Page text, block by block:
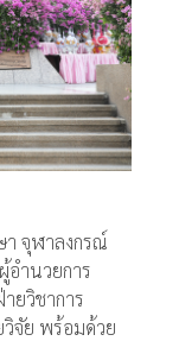
จุฬาลงกรณ์
อำนวยการ
ยวิชาการ
วิจัย พร้อมด้วย